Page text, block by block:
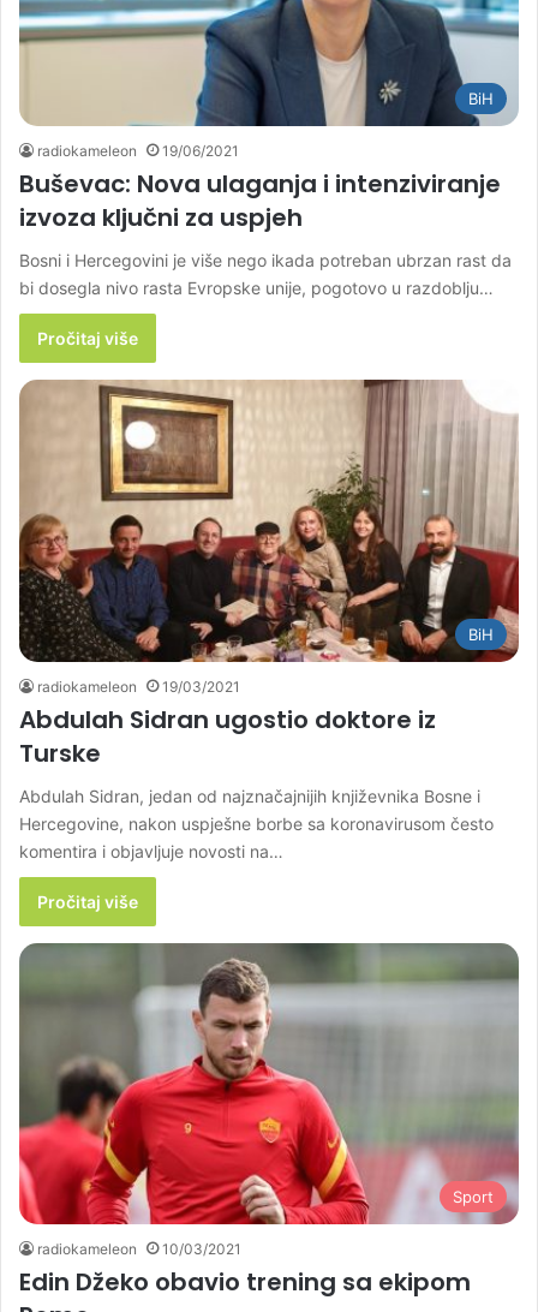
BiH
radiokameleon 19/06/2021
Buševac: Nova ulaganja i intenziviranje
izvoza ključni za uspjeh
Bosni i Hercegovini je više nego ikada potreban ubrzan rast da
bi dosegla nivo rasta Evropske unije, pogotovo u razdoblju…
Pročitaj više
BiH
radiokameleon 19/03/2021
Abdulah Sidran ugostio doktore iz
Turske
Abdulah Sidran, jedan od najznačajnijih književnika Bosne i
Hercegovine, nakon uspješne borbe sa koronavirusom često
komentira i objavljuje novosti na…
Pročitaj više
Sport
radiokameleon 10/03/2021
Edin Džeko obavio trening sa ekipom